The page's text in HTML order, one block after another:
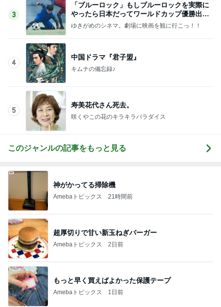
3
「ブルーロック」もしブルーロックを実際に
やったら日本だってワールドカップ優勝出来
るかもしれません
ゆきがめのシネマ。劇場に映画を観に行こっ！！
4
中国ドラマ『君子盟』
キムチの備忘録♪
5
寿美花代さん死去。
咲くやこの花のキラキラパラダイス
このジャンルの記事をもっと見る
神がかってる掃除機
Amebaトピックス 21時間前
超厚切りで甘い新玉ねぎバーガー
Amebaトピックス 2日前
もっと早く買えばよかった保護テープ
Amebaトピックス 1日前